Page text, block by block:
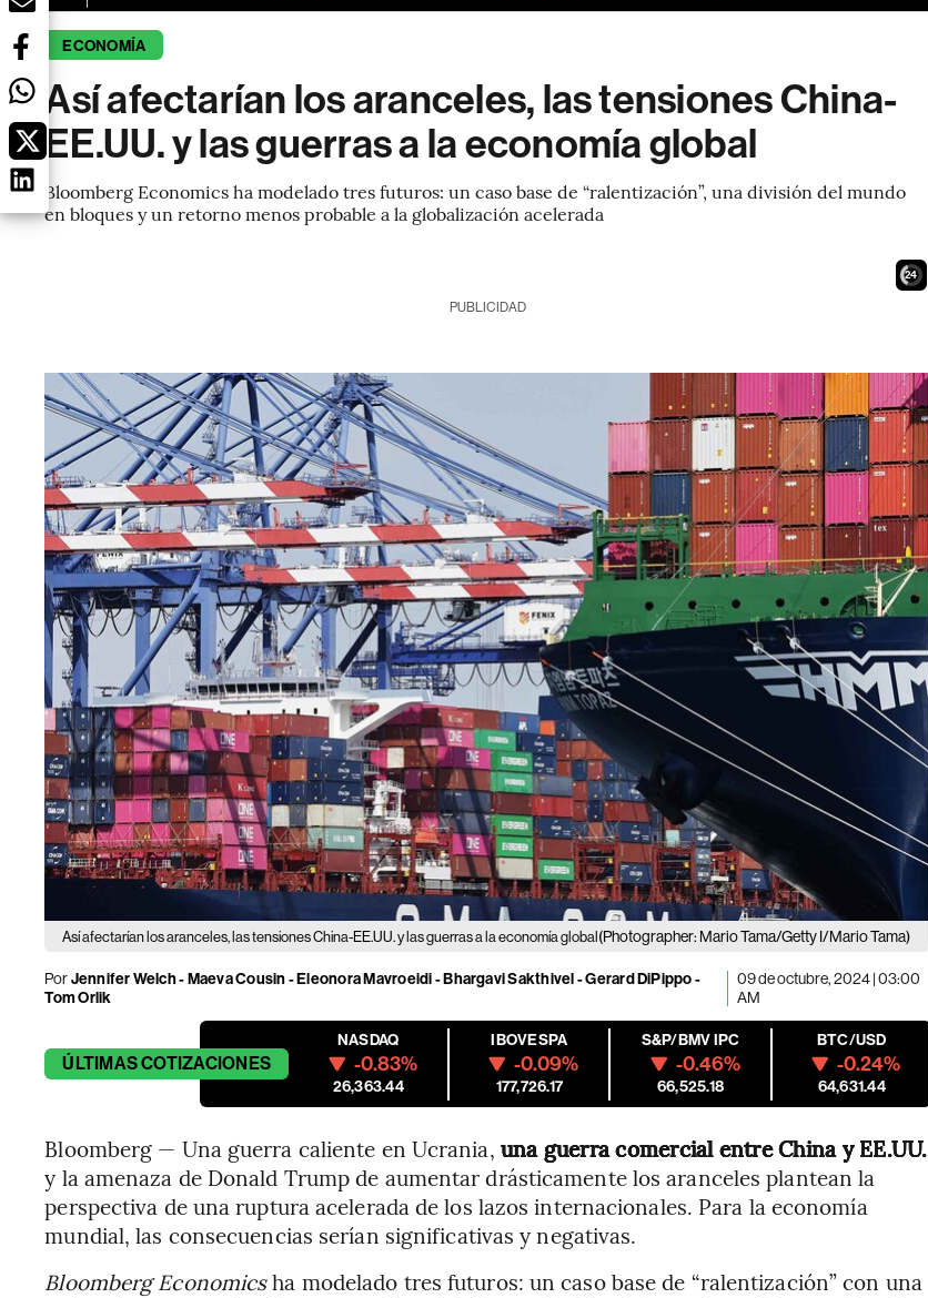
ECONOMÍA
Así afectarían los aranceles, las tensiones China-
EE.UU. y las guerras a la economía global
Bloomberg Economics ha modelado tres futuros: un caso base de “ralentización”, una división del mundo
en bloques y un retorno menos probable a la globalización acelerada
23
PUBLICIDAD
Así afectarían los aranceles, las tensiones China-EE.UU. y las guerras a la economía global (Photographer: Mario Tama/Getty I/Mario Tama)
PorJennifer Welch - Maeva Cousin - Eleonora Mavroeidi - Bhargavi Sakthivel - Gerard DiPippo -
Tom Orlik
09 de octubre, 2024 | 03:00
AM
ÚLTIMASCOTIZACIONES
NASDAQ
-0.83%
26,363.44
IBOVESPA
-0.09%
177,726.17
S&P/BMV IPC
-0.46%
66,525.18
BTC/USD
-0.24%
64,631.44
Bloomberg — Una guerra caliente en Ucrania, una guerra comercial entre China y EE.UU.
y la amenaza de Donald Trump de aumentar drásticamente los aranceles plantean la
perspectiva de una ruptura acelerada de los lazos internacionales. Para la economía
mundial, las consecuencias serían significativas y negativas.
Bloomberg Economicsha modelado tres futuros: un caso base de “ralentización” con una